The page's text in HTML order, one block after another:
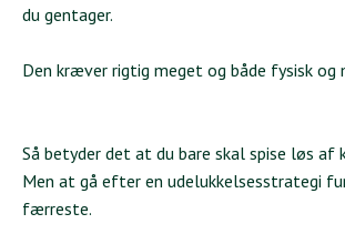
du gentager.
Den kræver rigtig meget og både fysisk og
Så betyder det at du bare skal spise løs af
Men at gå efter en udelukkelsesstrategi
færreste.